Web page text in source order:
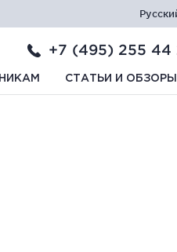
+7 (495) 255 44
СТАТЬИ И ОБЗОРЫ